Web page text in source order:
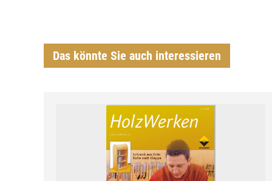
Das könnte Sie auch interessieren